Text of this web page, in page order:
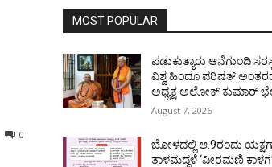
0
MOST POPULAR
ಪಡುಕುತ್ಯಾರು ಆನೆಗುಂದಿ
ವಿಶ್ವ ಹಿಂದೂ ಪರಿಷತ್
ಅಧ್ಯಕ್ಷ ಅಲೋಕ್ ಕುಮಾರ್
August 7, 2026
ಬೋಳದಲ್ಲಿ ಆ.9ರಂದು
ತಾಳಮದ್ದಳೆ ‘ವೀರಮಣಿ ಕಾಳಗ’